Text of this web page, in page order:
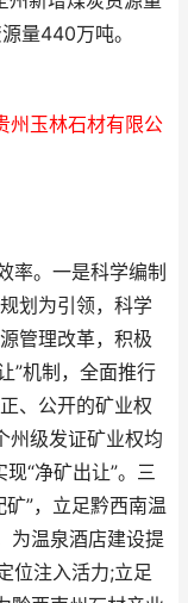
量440万吨。
玉林石材有限公
。一是科学编制
划为引领，科学
管理改革，积极
”机制，全面推行
、公开的矿业权
州级发证矿业权均
“净矿出让”。三
”，立足黔西南温
为温泉酒店建设提
位注入活力;立足